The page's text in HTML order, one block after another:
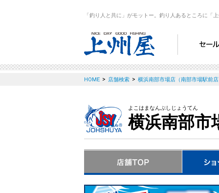
「釣り人と共に」がモットー。釣り人あるところに「
HOME > 店舗検索 > 横浜南部市場店（南部市場駅前
よこはまなんぶしじょうてん
横浜南部市